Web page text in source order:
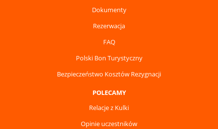
Dokumenty
Rezerwacja
FAQ
Polski Bon Turystyczny
Bezpieczeństwo Kosztów Rezygnacji
POLECAMY
Relacje z Kulki
Opinie uczestników